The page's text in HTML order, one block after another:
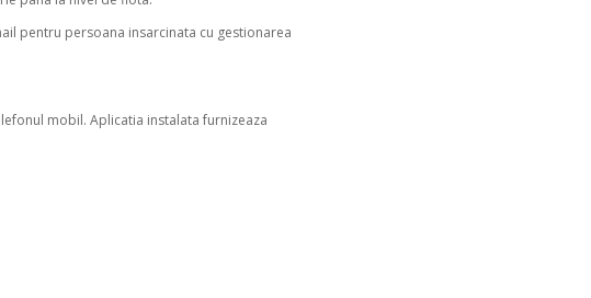
pentru persoana insarcinata cu gestionarea
mobil. Aplicatia instalata furnizeaza